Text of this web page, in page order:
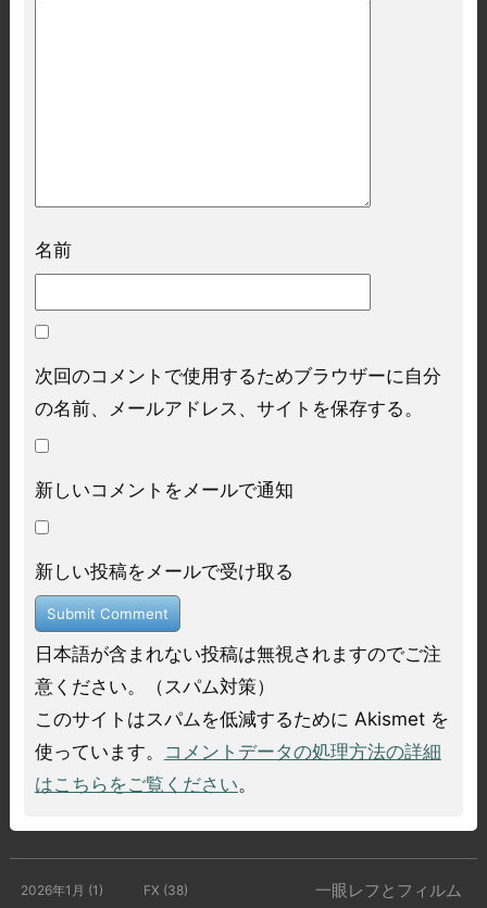
名前
次回のコメントで使用するためブラウザーに自分
の名前、メールアドレス、サイトを保存する。
新しいコメントをメールで通知
新しい投稿をメールで受け取る
日本語が含まれない投稿は無視されますのでご注
意ください。（スパム対策）
このサイトはスパムを低減するために Akismet を
使っています。
コメントデータの処理方法の詳細
はこちらをご覧ください。
2026年1月 (1)
FX (38)
一眼レフとフィルム